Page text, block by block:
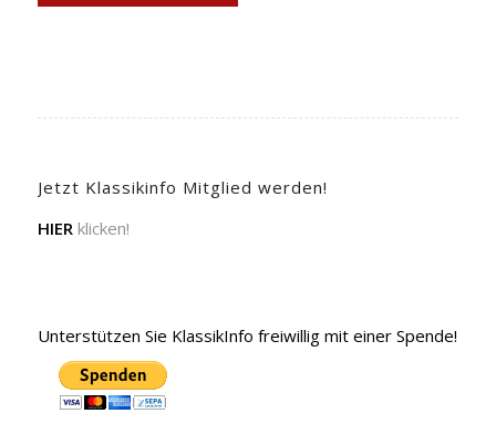
Jetzt Klassikinfo Mitglied werden!
HIER klicken!
Unterstützen Sie KlassikInfo freiwillig mit einer Spende!